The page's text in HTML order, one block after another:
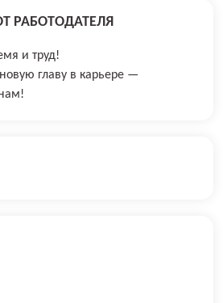
РАБОТОДАТЕЛЯ
и труд!
главу в карьере —